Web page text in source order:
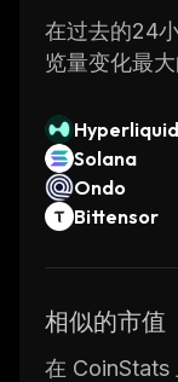
在过去的24
览量变化最大
Hyperliquid
Solana
Ondo
Bittensor
相似的市值
在 CoinStats